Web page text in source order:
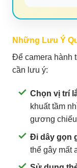
Những Lưu Ý
Để camera hành
cần lưu ý:
Chọn vị trí
khuất tầm
gương
Đi dây gọn
thể gây mất